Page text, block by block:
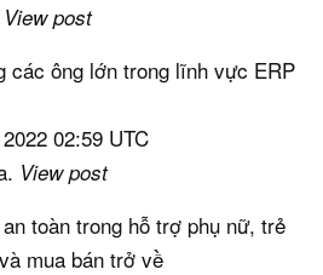
View post
các ông lớn trong lĩnh vực ERP
02:59 UTC
View post
toàn trong hỗ trợ phụ nữ, trẻ
mua bán trở về